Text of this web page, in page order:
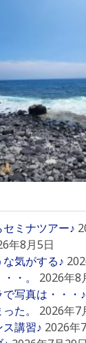
ミナツアー♪
年8月5日
気がする♪
・。
2026年8
写真は・・・♪
た。
2026年7
講習♪ 2026年